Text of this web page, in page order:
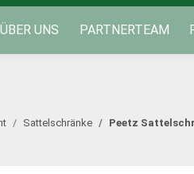
UNS PARTNERTEAM
Sattelschränke Peetz